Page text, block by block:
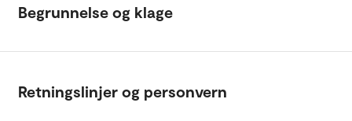
Begrunnelse og klage
Retningslinjer og personvern